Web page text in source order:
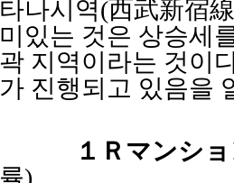
타나시역(西武新宿
미있는 것은 상승세
곽 지역이라는 것이
가 진행되고 있음을
１Ｒ マンシ
률)